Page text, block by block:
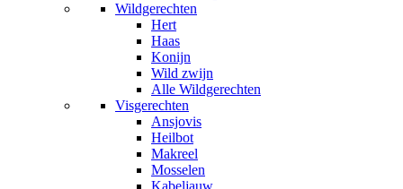
Wildgerechten
Hert
Haas
Konijn
Wild zwijn
Alle Wildgerechten
Visgerechten
Ansjovis
Heilbot
Makreel
Mosselen
Kabeljauw